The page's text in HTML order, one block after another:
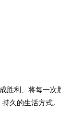
胜利、将每一
久的生活方式。